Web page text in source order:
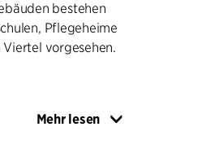
bestehen
Pflegeheime
vorgesehen.
mit
Mehr lesen